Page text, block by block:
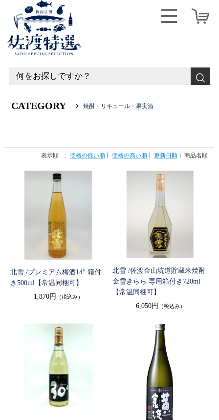
CATEGORY 焼酎・リキュール・果実酒
表示順 : 価格の低い順 価格の高い順 更新日順 商品名順
北雪 /プレミアム梅酒14° 箱付
き500ml【常温同梱可】
1,870円
（税込み）
北雪 /佐渡金山坑道貯蔵米焼酎
金雪きらら 専用箱付き720ml
【常温同梱可】
6,050円
（税込み）